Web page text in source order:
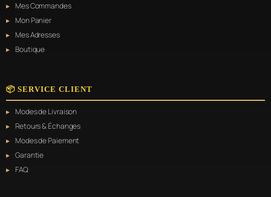
Mes Commandes
Mon Panier
Mes Adresses
Boutique
📦 SERVICE CLIENT
Modes de Livraison
Retours & Échanges
Modes de Paiement
Garantie
FAQ